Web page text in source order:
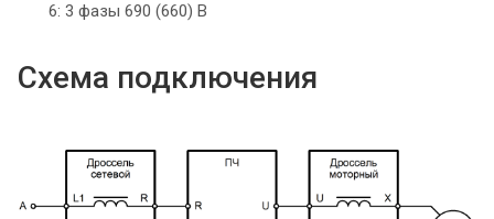
6: 3 фазы 690 (660) В
Схема подключения